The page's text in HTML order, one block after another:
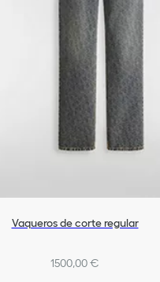
Vaqueros de corte regular
1500,00 €